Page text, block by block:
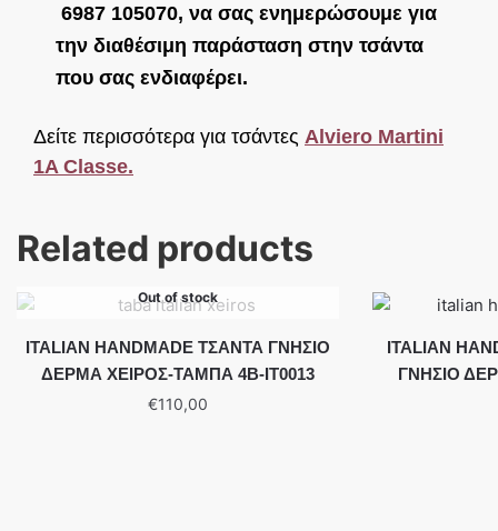
6987 105070, να σας ενημερώσουμε για
την διαθέσιμη παράσταση στην τσάντα
που σας ενδιαφέρει.
Δείτε περισσότερα για τσάντες Alviero Martini
1A Classe.
Related products
Out of stock
ITALIAN HANDMADE ΤΣΑΝΤΑ ΓΝΗΣΙΟ
ΔΕΡΜΑ ΧΕΙΡΟΣ-ΤΑΜΠΑ 4B-IT0013
€110,00
ITALIAN
ΓΝΗΣΙΟ